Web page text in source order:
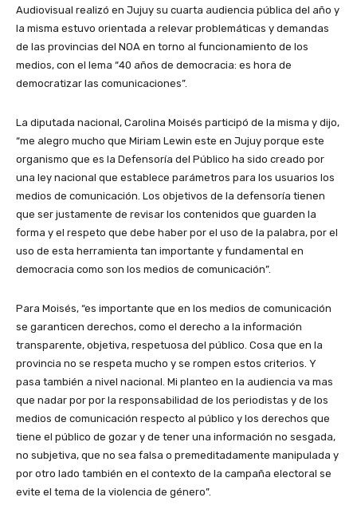
Audiovisual realizó en Jujuy su cuarta audiencia pública del año y
la misma estuvo orientada a relevar problemáticas y demandas
de las provincias del NOA en torno al funcionamiento de los
medios, con el lema “40 años de democracia: es hora de
democratizar las comunicaciones”.
La diputada nacional, Carolina Moisés participó de la misma y dijo,
“me alegro mucho que Miriam Lewin este en Jujuy porque este
organismo que es la Defensoría del Público ha sido creado por
una ley nacional que establece parámetros para los usuarios los
medios de comunicación. Los objetivos de la defensoría tienen
que ser justamente de revisar los contenidos que guarden la
forma y el respeto que debe haber por el uso de la palabra, por el
uso de esta herramienta tan importante y fundamental en
democracia como son los medios de comunicación”.
Para Moisés, “es importante que en los medios de comunicación
se garanticen derechos, como el derecho a la información
transparente, objetiva, respetuosa del público. Cosa que en la
provincia no se respeta mucho y se rompen estos criterios. Y
pasa también a nivel nacional. Mi planteo en la audiencia va mas
que nadar por por la responsabilidad de los periodistas y de los
medios de comunicación respecto al público y los derechos que
tiene el público de gozar y de tener una información no sesgada,
no subjetiva, que no sea falsa o premeditadamente manipulada y
por otro lado también en el contexto de la campaña electoral se
evite el tema de la violencia de género”.